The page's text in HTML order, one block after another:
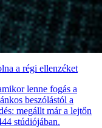
a régi ellenzéket
lenne fogás a
beszólástól a
megállt már a lejtőn
stúdiójában.